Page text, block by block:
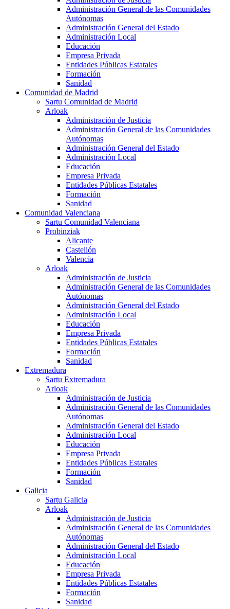
Administración General de las Comunidades
Autónomas
Administración General del Estado
Administración Local
Educación
Empresa Privada
Entidades Públicas Estatales
Formación
Sanidad
Comunidad de Madrid
Sartu Comunidad de Madrid
Arloak
Administración de Justicia
Administración General de las Comunidades
Autónomas
Administración General del Estado
Administración Local
Educación
Empresa Privada
Entidades Públicas Estatales
Formación
Sanidad
Comunidad Valenciana
Sartu Comunidad Valenciana
Probinziak
Alicante
Castellón
Valencia
Arloak
Administración de Justicia
Administración General de las Comunidades
Autónomas
Administración General del Estado
Administración Local
Educación
Empresa Privada
Entidades Públicas Estatales
Formación
Sanidad
Extremadura
Sartu Extremadura
Arloak
Administración de Justicia
Administración General de las Comunidades
Autónomas
Administración General del Estado
Administración Local
Educación
Empresa Privada
Entidades Públicas Estatales
Formación
Sanidad
Galicia
Sartu Galicia
Arloak
Administración de Justicia
Administración General de las Comunidades
Autónomas
Administración General del Estado
Administración Local
Educación
Empresa Privada
Entidades Públicas Estatales
Formación
Sanidad